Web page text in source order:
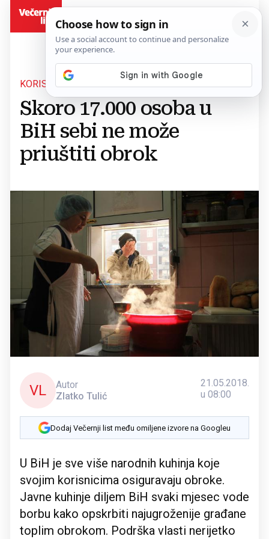
KORISNICI SU OVISNI O POMOĆI JAVNIH KUHINJA
Skoro 17.000 osoba u
BiH sebi ne može
priuštiti obrok
VL
Autor
Zlatko Tulić
21.05.2018.
u 08:00
Dodaj Večernji list među omiljene izvore na Googleu
U BiH je sve više narodnih kuhinja koje
svojim korisnicima osiguravaju obroke.
Javne kuhinje diljem BiH svaki mjesec vode
borbu kako opskrbiti najugroženije građane
toplim obrokom. Podrška vlasti nerijetko